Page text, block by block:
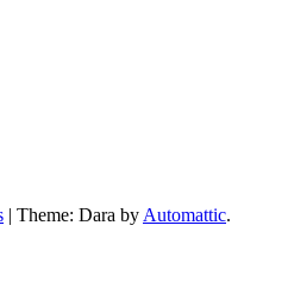
| Theme: Dara by Automattic.